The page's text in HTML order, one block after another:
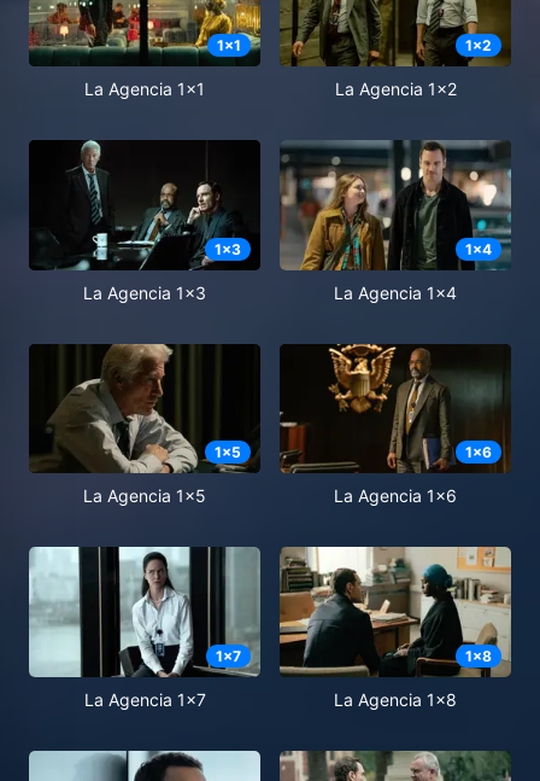
1x1
La Agencia 1x1
1x2
La Agencia 1x2
1x3
La Agencia 1x3
1x4
La Agencia 1x4
1x5
La Agencia 1x5
1x6
La Agencia 1x6
1x7
La Agencia 1x7
1x8
La Agencia 1x8